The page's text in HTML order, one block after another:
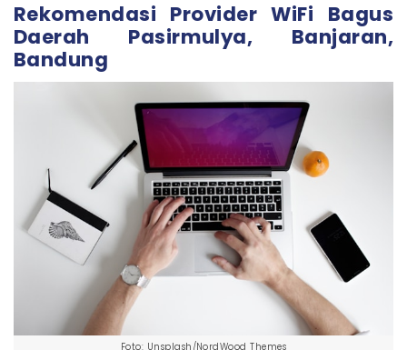
Rekomendasi Provider WiFi Bagus
Daerah Pasirmulya, Banjaran,
Bandung
Foto: Unsplash/NordWood Themes